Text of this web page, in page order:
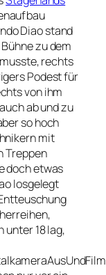
Diao stand
zu dem
rechts
Podest für
von ihm
ab und zu
so hoch
mit
Treppen
doch etwas
losgelegt
18 lag,